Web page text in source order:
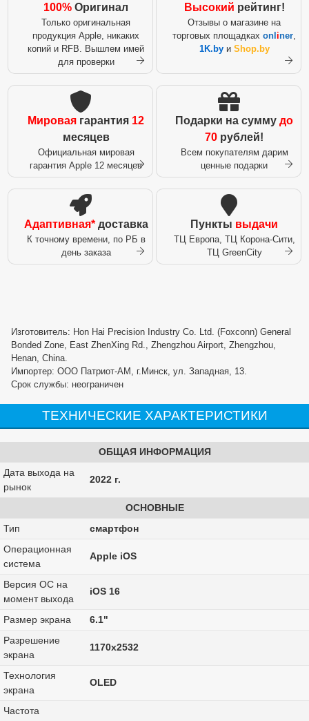
100% Оригинал
Только оригинальная
продукция Apple, никаких
копий и RFB. Вышлем имей
для проверки
Высокий рейтинг!
Отзывы о магазине на
торговых площадках onliner
1K.byи Shop.by
Мировая гарантия 12
месяцев
Официальная мировая
гарантия Apple 12 месяцев
Подарки на сумму до
70 рублей!
Всем покупателям дарим
ценные подарки
Адаптивная*доставка
К точному времени, по РБ в
день заказа
Пункты выдачи
ТЦ Европа, ТЦ Корона-Сити,
ТЦ GreenCity
Изготовитель: Hon Hai Precision Industry Co. Ltd. (Foxconn) General
Bonded Zone, East ZhenXing Rd., Zhengzhou Airport, Zhengzhou,
Henan, China.
Импортер: ООО Патриот-АМ, г.Минск, ул. Западная, 13.
Срок службы: неограничен
ТЕХНИЧЕСКИЕ ХАРАКТЕРИСТИКИ
ОБЩАЯ ИНФОРМАЦИЯ
Дата выхода на
рынок
2022 г.
ОСНОВНЫЕ
Тип
смартфон
Операционная
система
Apple iOS
Версия ОС на
момент выхода
iOS 16
Размер экрана
6.1"
Разрешение
экрана
1170x2532
Технология
экрана
OLED
Частота